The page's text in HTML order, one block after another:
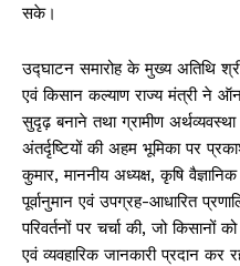
सके।
उद्घाटन समारोह के मुख्य अतिथि
एवं किसान कल्याण राज्य मंत्री ने
सुदृढ़ बनाने तथा ग्रामीण
अंतर्दृष्टियों की अहम भूमिका पर
कुमार, माननीय अध्यक्ष, कृषि
पूर्वानुमान एवं उपग्रह-आधारित
परिवर्तनों पर चर्चा की, जो
एवं व्यवहारिक जानकारी प्रदान कर